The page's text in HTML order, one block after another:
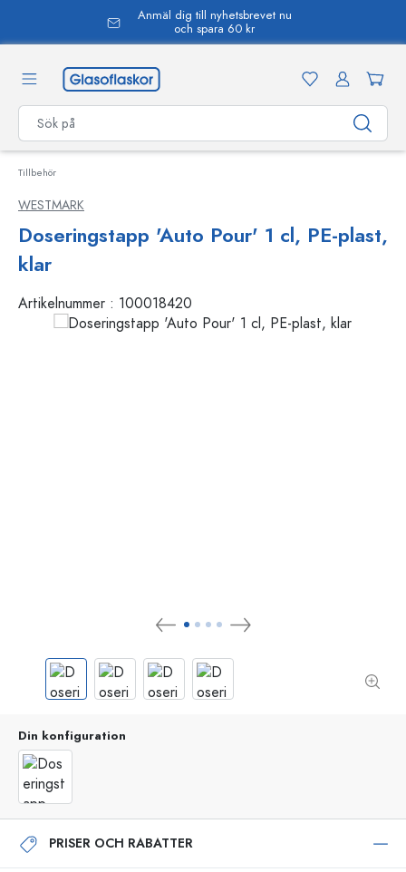
Anmäl dig till nyhetsbrevet nu
och spara 60 kr
Tillbehör
WESTMARK
Doseringstapp 'Auto Pour' 1 cl, PE-plast,
klar
Artikelnummer : 100018420
Din konfiguration
PRISER OCH RABATTER